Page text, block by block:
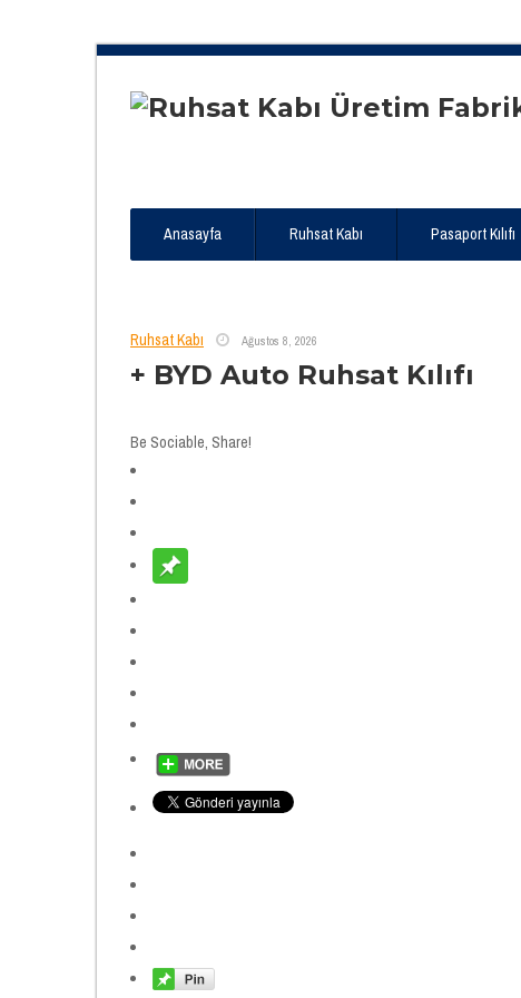
Anasayfa Ruhsat Kabı Pasaport Kılıfı
Ruhsat Kabı Ağustos 8, 2026
+ BYD Auto Ruhsat Kılıfı
Be Sociable, Share!